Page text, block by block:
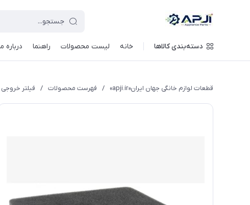
دسته‌بندی کالاها خانه لیست محصولات راهنما درباره
قطعات لوازم خانگی جهان ایران«apji.ir» / فهرست محصولات / فیلتر